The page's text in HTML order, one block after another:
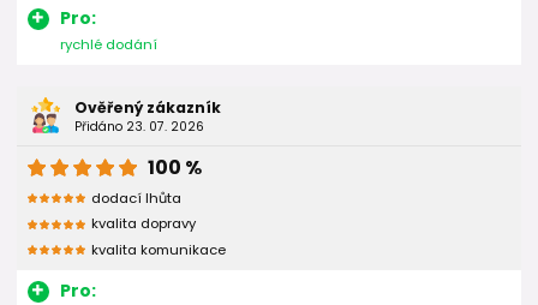
Pro:
rychlé dodání
Ověřený zákazník
Přidáno 23. 07. 2026
Pro:
100 %
dodací lhůta
kvalita dopravy
kvalita komunikace